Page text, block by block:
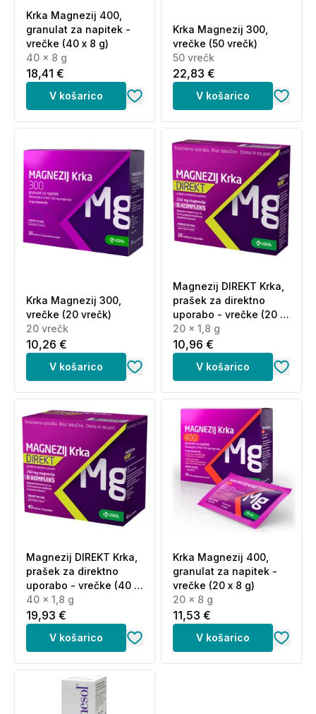
Krka Magnezij 400,
granulat za napitek -
vrečke (40 x 8 g)
40 x 8 g
18,41 €
V košarico
Krka Magnezij 300,
vrečke (50 vrečk)
50 vrečk
22,83 €
V košarico
Krka Magnezij 300,
vrečke (20 vrečk)
20 vrečk
10,26 €
V košarico
Magnezij DIREKT Krka,
prašek za direktno
uporabo - vrečke (20 x
1,8 g)
20 x 1,8 g
10,96 €
V košarico
Magnezij DIREKT Krka,
prašek za direktno
uporabo - vrečke (40 x
1,8 g)
40 x 1,8 g
19,93 €
V košarico
Krka Magnezij 400,
granulat za napitek -
vrečke (20 x 8 g)
20 x 8 g
11,53 €
V košarico